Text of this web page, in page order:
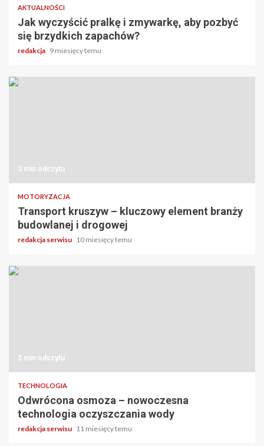
AKTUALNOŚCI
Jak wyczyścić pralkę i zmywarkę, aby pozbyć
się brzydkich zapachów?
redakcja 9 miesięcy temu
3 min odczytu
MOTORYZACJA
Transport kruszyw – kluczowy element branży
budowlanej i drogowej
redakcja serwisu 10 miesięcy temu
2 min odczytu
TECHNOLOGIA
Odwrócona osmoza – nowoczesna
technologia oczyszczania wody
redakcja serwisu 11 miesięcy temu